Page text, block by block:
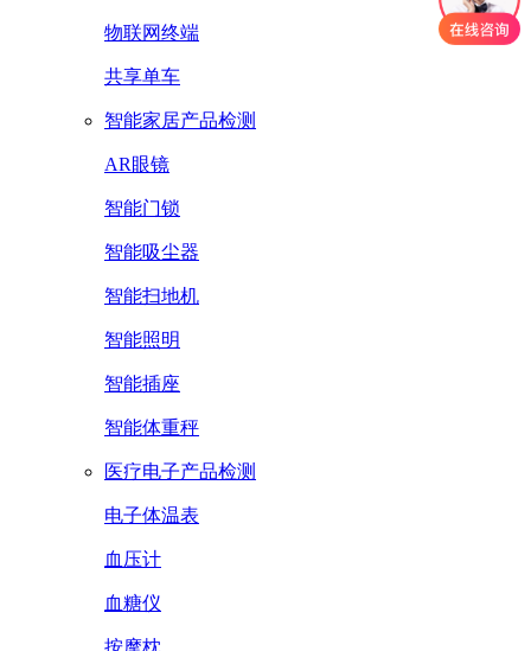
物联网终端
共享单车
智能家居产品检测
AR眼镜
智能门锁
智能吸尘器
智能扫地机
智能照明
智能插座
智能体重秤
医疗电子产品检测
电子体温表
血压计
血糖仪
按摩枕